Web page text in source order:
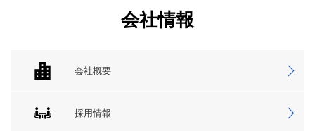
会社情報
会社概要
採用情報